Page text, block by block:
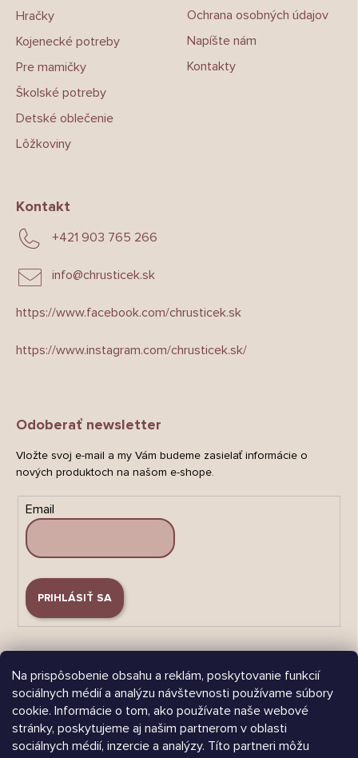
Na prispôsobenie obsahu a reklám, poskytovanie funkcií
sociálnych médií a analýzu návštevnosti používame súbory
cookie. Informácie o tom, ako používate naše webové
stránky, poskytujeme aj našim partnerom v oblasti
sociálnych médií, inzercie a analýzy. Títo partneri môžu
Hračky
Kojenecké potreby
Pre mamičky
Školské potreby
Detské oblečenie
Lôžkoviny
Ochrana osobných údajov
Napíšte nám
Kontakty
Kontakt
info@chrusticek.sk
+421 903 765 266
https://www.facebook.com/chrusticek.sk
https://www.instagram.com/chrusticek.sk/
Odoberať newsletter
Vložte svoj e-mail a my Vám budeme zasielať informácie o
nových produktoch na našom e-shope.
Email
PRIHLÁSIŤ SA
Árukereső.hu